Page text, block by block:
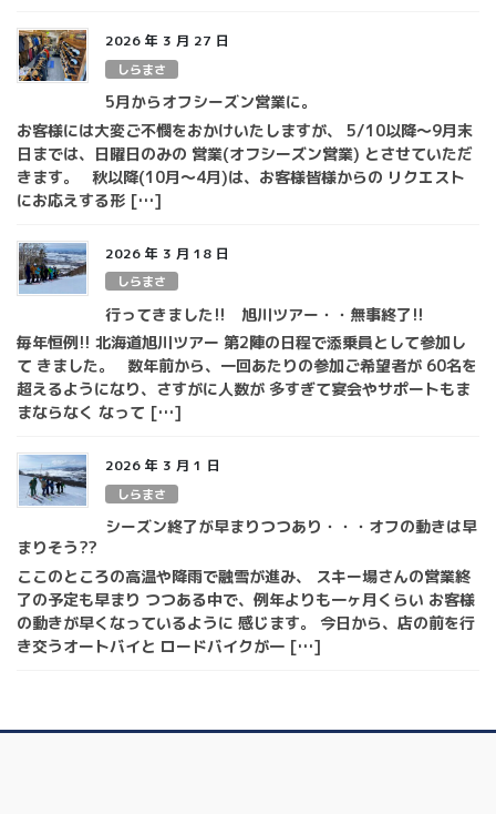
2026 年 3 月 27 日
しらまさ
5月からオフシーズン営業に。
お客様には大変ご不憫をおかけいたしますが、 5/10以降～9月末
日までは、日曜日のみの 営業(オフシーズン営業) とさせていただ
きます。 秋以降(10月～4月)は、お客様皆様からの リクエスト
にお応えする形 […]
2026 年 3 月 18 日
しらまさ
行ってきました!! 旭川ツアー・・無事終了!!
毎年恒例!! 北海道旭川ツアー 第2陣の日程で添乗員として参加し
て きました。 数年前から、一回あたりの参加ご希望者が 60名を
超えるようになり、さすがに人数が 多すぎて宴会やサポートもま
まならなく なって […]
2026 年 3 月 1 日
しらまさ
シーズン終了が早まりつつあり・・・オフの動きは早
まりそう??
ここのところの高温や降雨で融雪が進み、 スキー場さんの営業終
了の予定も早まり つつある中で、例年よりも一ヶ月くらい お客様
の動きが早くなっているように 感じます。 今日から、店の前を行
き交うオートバイと ロードバイクが一 […]